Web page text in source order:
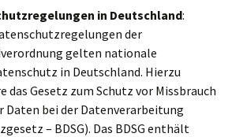
in Deutschland:
der
gelten nationale
in Deutschland. Hierzu
das Gesetz zum Schutz vor Missbrauch
Daten bei der Datenverarbeitung
– BDSG). Das BDSG enthält